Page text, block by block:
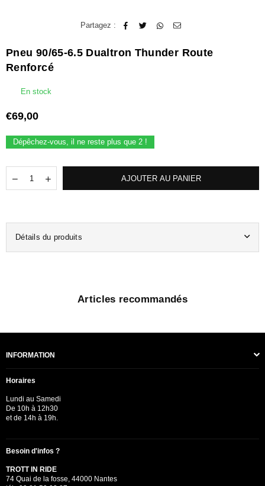
Partagez :
Pneu 90/65-6.5 Dualtron Thunder Route
Renforcé
En stock
Prix
€69,00
Dépêchez-vous, il ne reste plus que 2 !
Translation
missing:
Translation
missing:
AJOUTER AU PANIER
Détails du produits
Articles recommandés
INFORMATION
Horaires
Lundi au Samedi
De 10h à 12h30
et de 14h à 19h.
Besoin d'infos ?
TROTT IN RIDE
74 Quai de la fosse, 44000 Nantes